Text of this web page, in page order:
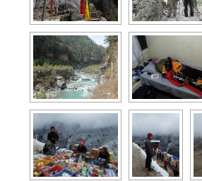
Galerie Slovenie
Photos Croatie
Photos Montenegro
Photos Albanie
Photos Kosovo
Au menu du voyage
Nous deux